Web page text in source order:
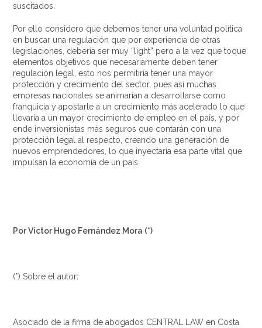
suscitados.
Por ello considero que debemos tener una voluntad política
en buscar una regulación que por experiencia de otras
legislaciones, debería ser muy “light” pero a la vez que toque
elementos objetivos que necesariamente deben tener
regulación legal, esto nos permitiría tener una mayor
protección y crecimiento del sector, pues así muchas
empresas nacionales se animarían a desarrollarse como
franquicia y apostarle a un crecimiento más acelerado lo que
llevaría a un mayor crecimiento de empleo en el país, y por
ende inversionistas más seguros que contarán con una
protección legal al respecto, creando una generación de
nuevos emprendedores, lo que inyectaría esa parte vital que
impulsan la economía de un país.
Por Víctor Hugo Fernández Mora (*)
(*) Sobre el autor:
Asociado de la firma de abogados CENTRAL LAW en Costa